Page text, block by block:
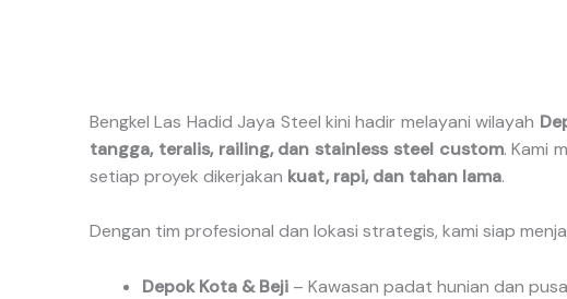
Bengkel Las Hadid Jaya Steel kini hadir melayani wilayah
tangga, teralis, railing, dan stainless steel custom. Kami
setiap proyek dikerjakan kuat, rapi, dan tahan lama.
Dengan tim profesional dan lokasi strategis, kami siap
Depok Kota & Beji – Kawasan padat hunian dan